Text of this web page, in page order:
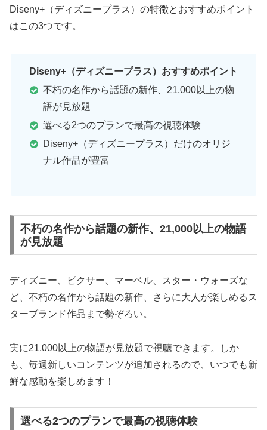
Diseny+（ディズニープラス）の特徴とおすすめポイント
はこの3つです。
Diseny+（ディズニープラス）おすすめポイント
不朽の名作から話題の新作、21,000以上の物
語が見放題
選べる2つのプランで最高の視聴体験
Diseny+（ディズニープラス）だけのオリジ
ナル作品が豊富
不朽の名作から話題の新作、21,000以上の物語
が見放題
ディズニー、ピクサー、マーベル、スター・ウォーズな
ど、不朽の名作から話題の新作、さらに大人が楽しめるス
ターブランド作品まで勢ぞろい。
実に21,000以上の物語が見放題で視聴できます。しか
も、毎週新しいコンテンツが追加されるので、いつでも新
鮮な感動を楽しめます！
選べる2つのプランで最高の視聴体験